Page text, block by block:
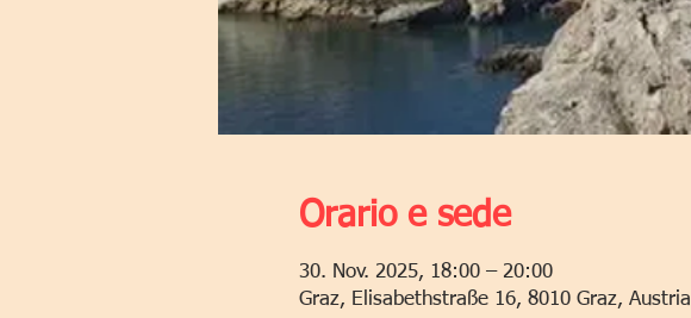
Orario e sede
30. Nov. 2025, 18:00 – 20:00
Graz, Elisabethstraße 16, 8010 Graz, Austria